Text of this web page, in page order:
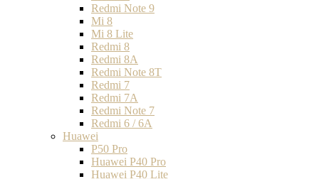
Redmi Note 9
Mi 8
Mi 8 Lite
Redmi 8
Redmi 8A
Redmi Note 8T
Redmi 7
Redmi 7A
Redmi Note 7
Redmi 6 / 6A
Huawei
P50 Pro
Huawei P40 Pro
Huawei P40 Lite